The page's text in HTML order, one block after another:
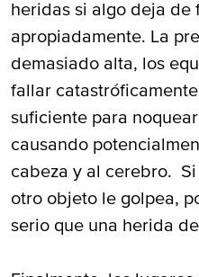
heridas si algo deja de
apropiadamente. La
demasiado alta, los
fallar
suficiente para
causando
cabeza y al cerebro.
otro objeto le golpea,
serio que una herida